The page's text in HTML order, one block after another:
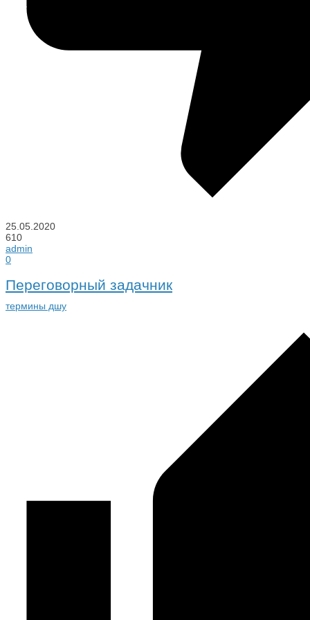
25.05.2020
610
admin
0
Переговорный задачник
термины дшу